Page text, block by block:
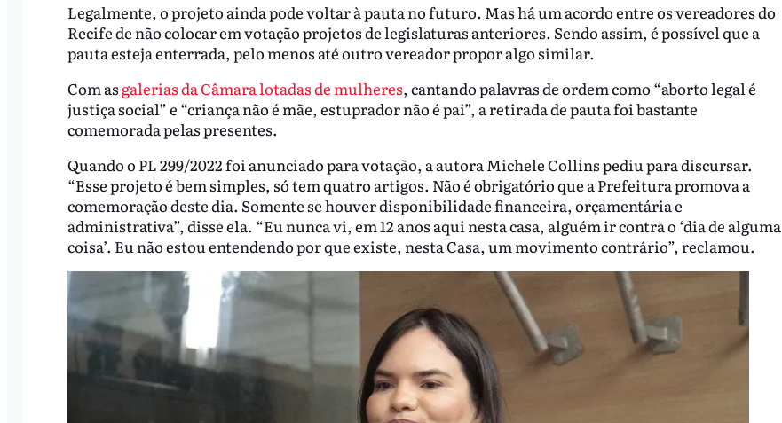
Legalmente, o projeto ainda pode voltar à pauta no futuro. Mas há um acordo entre os vereadores do
Recife de não colocar em votação projetos de legislaturas anteriores. Sendo assim, é possível que a
pauta esteja enterrada, pelo menos até outro vereador propor algo similar.
Com asgalerias da Câmara lotadas de mulheres, cantando palavras de ordem como “aborto legal é
justiça social” e “criança não é mãe, estuprador não é pai”, a retirada de pauta foi bastante
comemorada pelas presentes.
Quando o PL 299/2022 foi anunciado para votação, a autora Michele Collins pediu para discursar.
“Esse projeto é bem simples, só tem quatro artigos. Não é obrigatório que a Prefeitura promova a
comemoração deste dia. Somente se houver disponibilidade financeira, orçamentária e
administrativa”, disse ela. “Eu nunca vi, em 12 anos aqui nesta casa, alguém ir contra o ‘dia de alguma
coisa’. Eu não estou entendendo por que existe, nesta Casa, um movimento contrário”, reclamou.